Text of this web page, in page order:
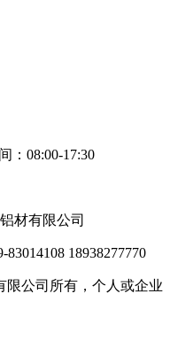
：08:00-17:30
材有限公司
18938277770
限公司所有，个人或企业